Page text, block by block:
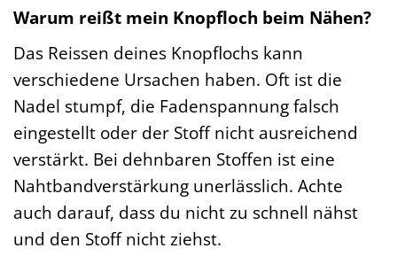
Warum reißt mein Knopfloch beim Nähen?
Das Reissen deines Knopflochs kann
verschiedene Ursachen haben. Oft ist die
Nadel stumpf, die Fadenspannung falsch
eingestellt oder der Stoff nicht ausreichend
verstärkt. Bei dehnbaren Stoffen ist eine
Nahtbandverstärkung unerlässlich. Achte
auch darauf, dass du nicht zu schnell nähst
und den Stoff nicht ziehst.